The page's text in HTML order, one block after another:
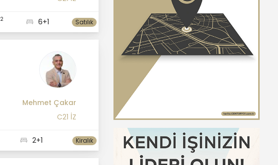
2 6+1 Satılık
Mehmet Çakar
C21 İZ
2+1 Kiralık